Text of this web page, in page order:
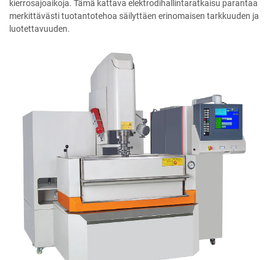
kierrosajoaikoja. Tämä kattava elektrodihallintaratkaisu parantaa
merkittävästi tuotantotehoa säilyttäen erinomaisen tarkkuuden ja
luotettavuuden.